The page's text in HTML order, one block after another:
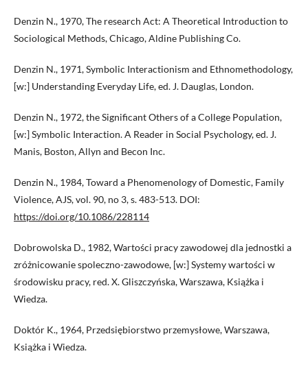
Denzin N., 1970, The research Act: A Theoretical Introduction to
Sociological Methods, Chicago, Aldine Publishing Co.
Denzin N., 1971, Symbolic Interactionism and Ethnomethodology,
[w:] Understanding Everyday Life, ed. J. Dauglas, London.
Denzin N., 1972, the Significant Others of a College Population,
[w:] Symbolic Interaction. A Reader in Social Psychology, ed. J.
Manis, Boston, Allyn and Becon Inc.
Denzin N., 1984, Toward a Phenomenology of Domestic, Family
Violence, AJS, vol. 90, no 3, s. 483-513. DOI:
https://doi.org/10.1086/228114
Dobrowolska D., 1982, Wartości pracy zawodowej dla jednostki a
zróżnicowanie spoleczno-zawodowe, [w:] Systemy wartości w
środowisku pracy, red. X. Gliszczyńska, Warszawa, Książka i
Wiedza.
Doktór K., 1964, Przedsiębiorstwo przemysłowe, Warszawa,
Książka i Wiedza.